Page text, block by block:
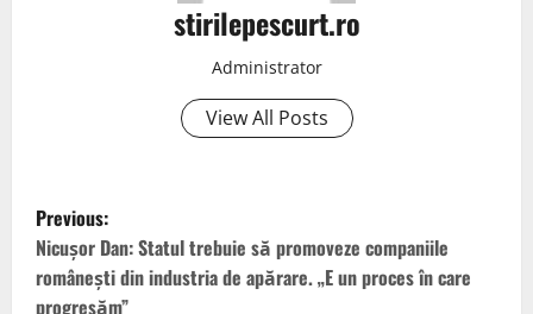
stirilepescurt.ro
Administrator
View All Posts
P
o
Previous:
Nicușor Dan: Statul trebuie să promoveze companiile
românești din industria de apărare. „E un proces în care
progresăm”